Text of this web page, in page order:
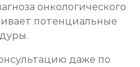
онкологического
потенциальные
даже по